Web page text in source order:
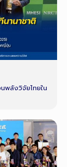
พลังวิจัยไทยใน